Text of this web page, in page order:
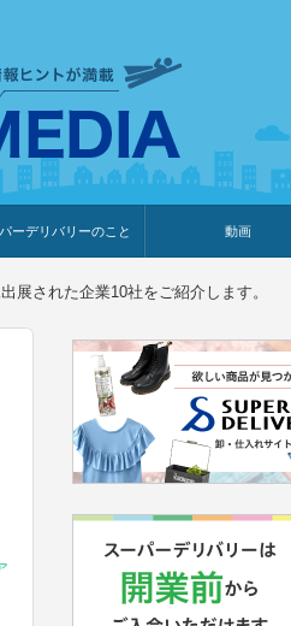
ーデリバリーのこと
らせ
ント・プレゼント企画
ナー・調査レポート
型イベント・動画告知
ディア掲載
展メーカー
動画
ライブコマース
展された企業10社をご紹介します。